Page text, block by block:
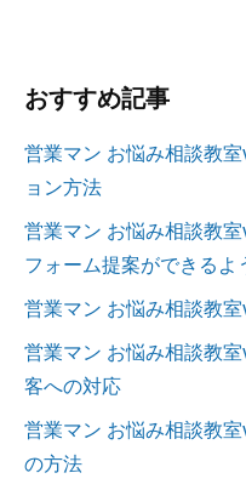
おすすめ記事
営業マン お悩み相談教
ョン方法
営業マン お悩み相談教
フォーム提案ができるよ
営業マン お悩み相談教
営業マン お悩み相談教
客への対応
営業マン お悩み相談教
の方法